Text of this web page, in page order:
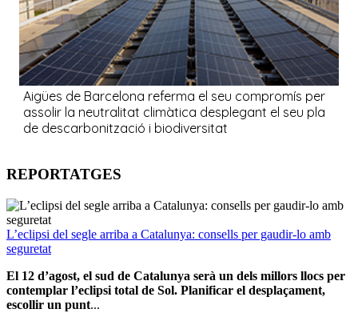
REPORTATGES
L’eclipsi del segle arriba a Catalunya: consells per gaudir-lo amb
seguretat
El 12 d’agost, el sud de Catalunya serà un dels millors llocs per
contemplar l’eclipsi total de Sol. Planificar el desplaçament,
escollir un punt...